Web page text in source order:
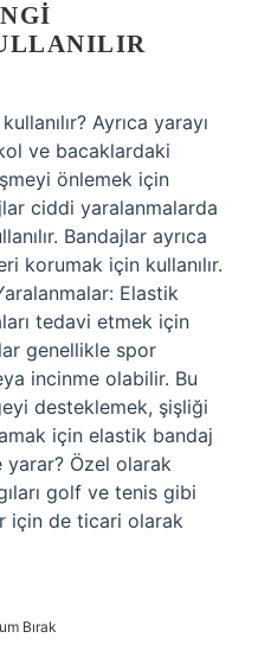
Ayrıca yarayı
ve bacaklardaki
önlemek için
ciddi yaralanmalarda
Bandajlar ayrıca
korumak için kullanılır.
Elastik
tedavi etmek için
genellikle spor
incinme olabilir. Bu
desteklemek, şişliği
için elastik bandaj
yarar? Özel olarak
golf ve tenis gibi
için de ticari olarak
Bırak